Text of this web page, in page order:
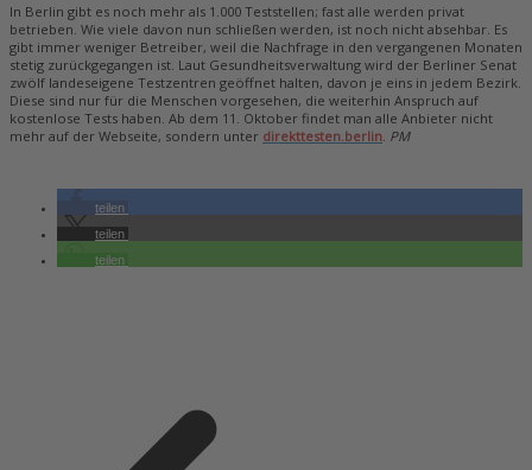
In Berlin gibt es noch mehr als 1.000 Teststellen; fast alle werden privat
betrieben. Wie viele davon nun schließen werden, ist noch nicht absehbar. Es
gibt immer weniger Betreiber, weil die Nachfrage in den vergangenen Monaten
stetig zurückgegangen ist. Laut Gesundheitsverwaltung wird der Berliner Senat
zwölf landeseigene Testzentren geöffnet halten, davon je eins in jedem Bezirk.
Diese sind nur für die Menschen vorgesehen, die weiterhin Anspruch auf
kostenlose Tests haben. Ab dem 11. Oktober findet man alle Anbieter nicht
mehr auf der Webseite, sondern unter direkttesten.berlin PM
teilen
teilen
teilen